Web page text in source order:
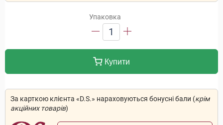
Упаковка
1
Купити
За карткою клієнта «D.S.» нараховуються бонусні бали (крім
акційних товарів)